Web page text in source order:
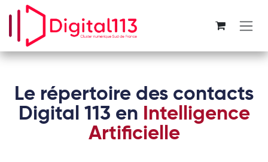
Se rendre au contenu
Le répertoire des contacts
Digital 113 en Intelligence
Artificielle